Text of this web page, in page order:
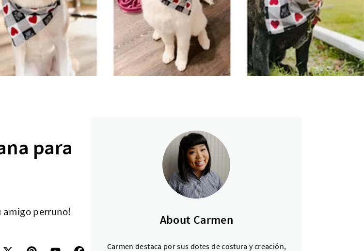
para
amigo perruno!
About Carmen
Carmen destaca por sus dotes de costura y creación,